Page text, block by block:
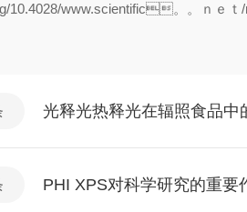
10.4028/www.scientific。。ｎｅ
光释光热释光在辐照食品中
PHI XPS对科学研究的重要